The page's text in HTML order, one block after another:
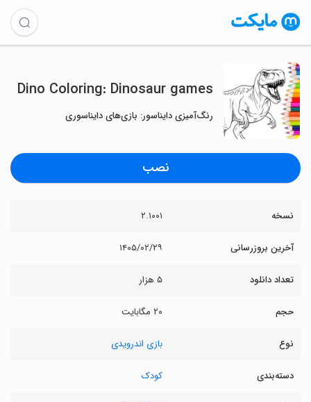
Dino Coloring: Dinosaur games
رنگ‌آمیزی دایناسور: بازی‌های دایناسوری
نصب
نسخه ۲.۱۰۰۱
آخرین بروزرسانی ۱۴۰۵/۰۲/۲۹
تعداد دانلود ۵ هزار
حجم ۲۰ مگابایت
نوع بازی اندرویدی
دسته‌بندی کودک